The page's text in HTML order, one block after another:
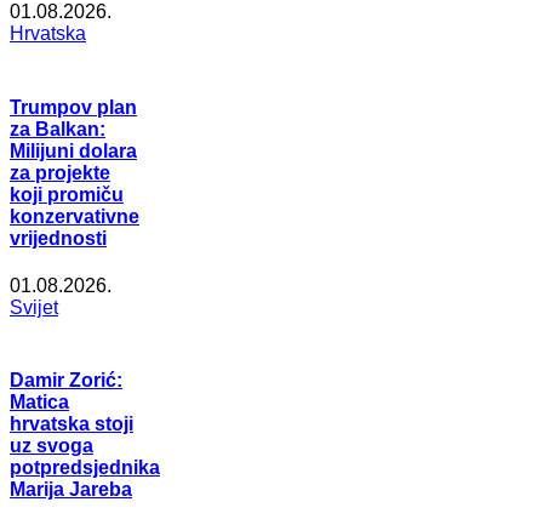
01.08.2026.
Hrvatska
Trumpov plan
za Balkan:
Milijuni dolara
za projekte
koji promiču
konzervativne
vrijednosti
01.08.2026.
Svijet
Damir Zorić:
Matica
hrvatska stoji
uz svoga
potpredsjednika
Marija Jareba